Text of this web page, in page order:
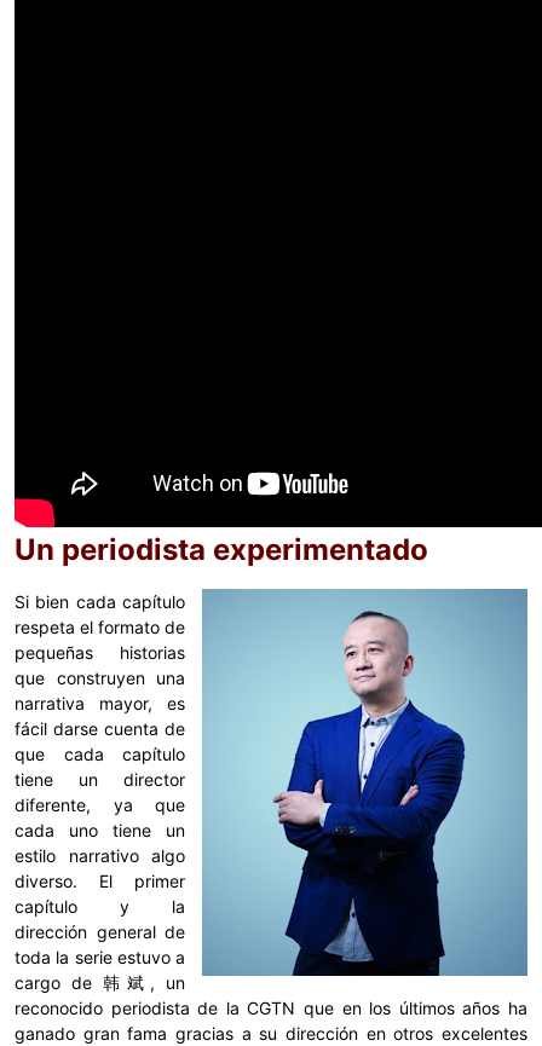
Un periodista experimentado
Si bien cada capítulo
respeta el formato de
pequeñas historias
que construyen una
narrativa mayor, es
fácil darse cuenta de
que cada capítulo
tiene un director
diferente, ya que
cada uno tiene un
estilo narrativo algo
diverso. El primer
capítulo y la
dirección general de
toda la serie estuvo a
cargo de 韩斌, un
reconocido periodista de la CGTN que en los últimos años ha
ganado gran fama gracias a su dirección en otros excelentes